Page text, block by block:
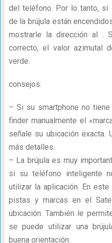
del teléfono. Por lo tanto, si
de la brújula están
mostrarle la dirección al .
correcto, el valor azimutal
verde.
consejos:
– Si su smartphone no
finder manualmente el
señale su ubicación exacta.
más detalles.
– La brújula es muy
si su teléfono inteligente
utilizar la aplicación. En
pistas y marcas en el
ubicación. También le
se puede utilizar una
buena orientación.